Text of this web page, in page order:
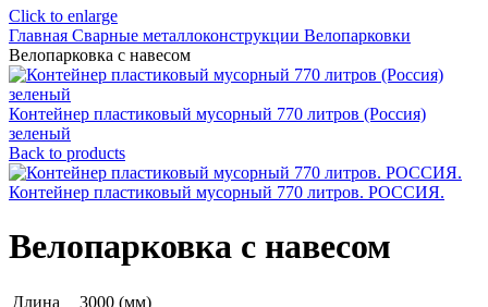
Click to enlarge
Главная Сварные металлоконструкции Велопарковки
Велопарковка с навесом
Контейнер пластиковый мусорный 770 литров (Россия)
зеленый
Back to products
Контейнер пластиковый мусорный 770 литров. РОССИЯ.
Велопарковка с навесом
Длина
3000 (мм)